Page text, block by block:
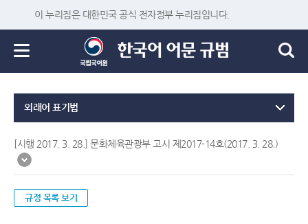
이 누리집은 대한민국 공식 전자정부 누리집입니다.
외래어 표기법
[시행 2017. 3. 28.] 문화체육관광부 고시 제2017-14호(2017. 3. 28.)
규정 목록 보기